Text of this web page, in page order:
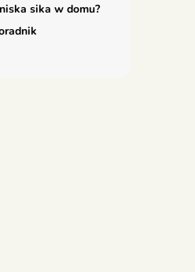
sika w domu?